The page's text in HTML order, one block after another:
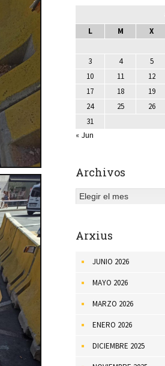
L
M X
3
4 5
10
11 12
17
18 19
24
25 26
31
« Jun
Archivos
Elegir el mes
Arxius
JUNIO 2026
MAYO 2026
MARZO 2026
ENERO 2026
DICIEMBRE 2025